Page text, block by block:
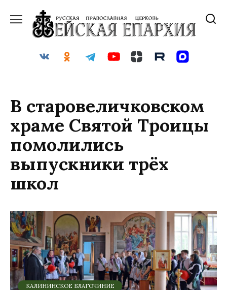
содержанию
В старовеличковском
храме Святой Троицы
помолились
выпускники трёх
школ
КАЛИНИНСКОЕ БЛАГОЧИНИЕ